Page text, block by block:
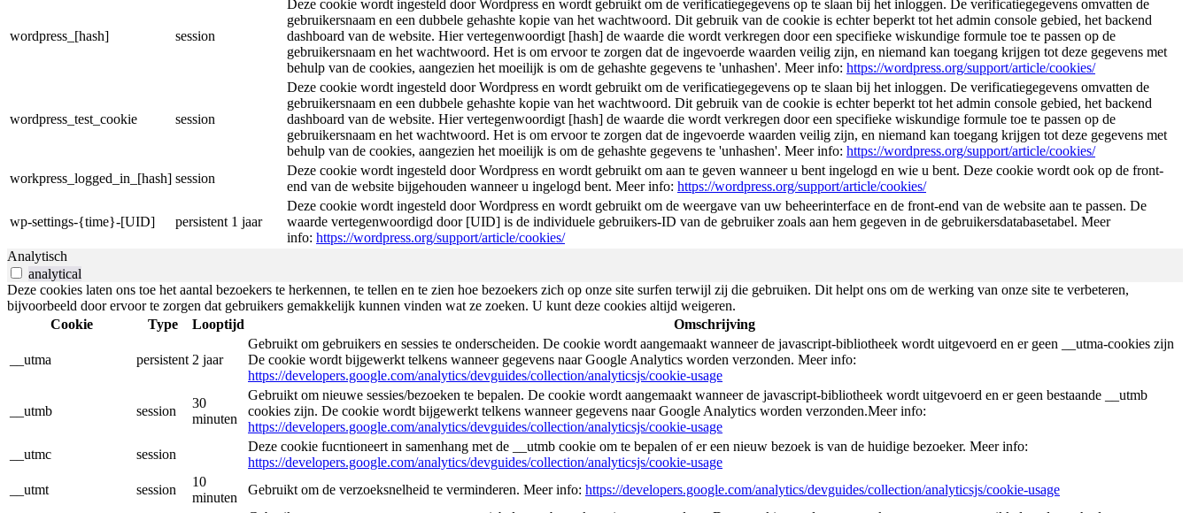
wordpress_[hash] session
Deze cookie wordt ingesteld door Wordpress en wordt gebruikt om de verificatiegegevens op te slaan bij het inloggen. De verificatiegegevens omvatten de
gebruikersnaam en een dubbele gehashte kopie van het wachtwoord. Dit gebruik van de cookie is echter beperkt tot het admin console gebied, het backend
dashboard van de website. Hier vertegenwoordigt [hash] de waarde die wordt verkregen door een specifieke wiskundige formule toe te passen op de
gebruikersnaam en het wachtwoord. Het is om ervoor te zorgen dat de ingevoerde waarden veilig zijn, en niemand kan toegang krijgen tot deze gegevens met
behulp van de cookies, aangezien het moeilijk is om de gehashte gegevens te 'unhashen'. Meer info: https://wordpress.org/support/article/cookies/
wordpress_test_cookie session
Deze cookie wordt ingesteld door Wordpress en wordt gebruikt om de verificatiegegevens op te slaan bij het inloggen. De verificatiegegevens omvatten de
gebruikersnaam en een dubbele gehashte kopie van het wachtwoord. Dit gebruik van de cookie is echter beperkt tot het admin console gebied, het backend
dashboard van de website. Hier vertegenwoordigt [hash] de waarde die wordt verkregen door een specifieke wiskundige formule toe te passen op de
gebruikersnaam en het wachtwoord. Het is om ervoor te zorgen dat de ingevoerde waarden veilig zijn, en niemand kan toegang krijgen tot deze gegevens met
behulp van de cookies, aangezien het moeilijk is om de gehashte gegevens te 'unhashen'. Meer info: https://wordpress.org/support/article/cookies/
workpress_logged_in_[hash] session
Deze cookie wordt ingesteld door Wordpress en wordt gebruikt om aan te geven wanneer u bent ingelogd en wie u bent. Deze cookie wordt ook op de front-
end van de website bijgehouden wanneer u ingelogd bent. Meer info: https://wordpress.org/support/article/cookies/
wp-settings-{time}-[UID] persistent 1 jaar
Deze cookie wordt ingesteld door Wordpress en wordt gebruikt om de weergave van uw beheerinterface en de front-end van de website aan te passen. De
waarde vertegenwoordigd door [UID] is de individuele gebruikers-ID van de gebruiker zoals aan hem gegeven in de gebruikersdatabasetabel. Meer
info: https://wordpress.org/support/article/cookies/
Analytisch
analytical
Deze cookies laten ons toe het aantal bezoekers te herkennen, te tellen en te zien hoe bezoekers zich op onze site surfen terwijl zij die gebruiken. Dit helpt ons om de werking van onze site te verbeteren,
bijvoorbeeld door ervoor te zorgen dat gebruikers gemakkelijk kunnen vinden wat ze zoeken. U kunt deze cookies altijd weigeren.
Cookie
Type Looptijd Omschrijving
__utma persistent 2 jaar
Gebruikt om gebruikers en sessies te onderscheiden. De cookie wordt aangemaakt wanneer de javascript-bibliotheek wordt uitgevoerd en er geen __utma-cookies zijn
De cookie wordt bijgewerkt telkens wanneer gegevens naar Google Analytics worden verzonden. Meer info:
https://developers.google.com/analytics/devguides/collection/analyticsjs/cookie-usage
__utmb session
30
minuten
Gebruikt om nieuwe sessies/bezoeken te bepalen. De cookie wordt aangemaakt wanneer de javascript-bibliotheek wordt uitgevoerd en er geen bestaande __utmb
cookies zijn. De cookie wordt bijgewerkt telkens wanneer gegevens naar Google Analytics worden verzonden.Meer info:
https://developers.google.com/analytics/devguides/collection/analyticsjs/cookie-usage
__utmc
session
Deze cookie fucntioneert in samenhang met de __utmb cookie om te bepalen of er een nieuw bezoek is van de huidige bezoeker. Meer info:
https://developers.google.com/analytics/devguides/collection/analyticsjs/cookie-usage
__utmt
session
10
minuten
Gebruikt om de verzoeksnelheid te verminderen. Meer info: https://developers.google.com/analytics/devguides/collection/analyticsjs/cookie-usage